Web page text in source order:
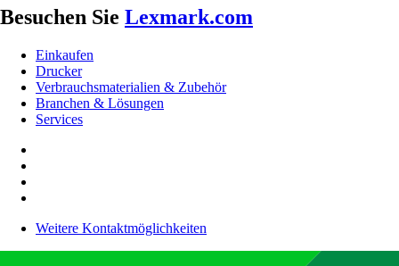
Besuchen Sie Lexmark.com
Einkaufen
Drucker
Verbrauchsmaterialien & Zubehör
Branchen & Lösungen
Services
Weitere Kontaktmöglichkeiten